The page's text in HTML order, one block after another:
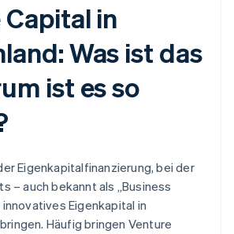
in
Was ist das
ist es so
Eigenkapitalfinanzierung, bei der
– auch bekannt als „Business
Eigenkapital in
Häufig bringen Venture